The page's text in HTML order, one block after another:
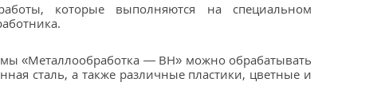
которые выполняются на специальном
«Металлообработка — ВН» можно обрабатывать
сталь, а также различные пластики, цветные и